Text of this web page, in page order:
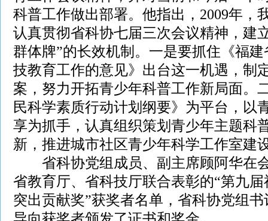
科普工作做出部署。他指出，2009年，
认真贯彻省科协七届三次会议精神，建
群体牌”的长效机制。一是要抓住《福
技教育工作的意见》出台这一机遇，制
案，努力开拓青少年科普工作新局面。
民科学素质行动计划纲要》为平台，以
享为抓手，认真组织策划青少年主题科
新，推进城市社区青少年科学工作室建
省科协党组成员、副主席顾阿华在
省教育厅、省科技厅联合表彰的“第九
突出贡献奖”获奖者名单，省科协党组